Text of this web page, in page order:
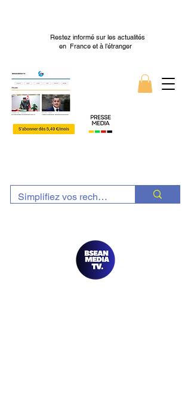
Restez informé sur les actualités
en France et à l’étranger